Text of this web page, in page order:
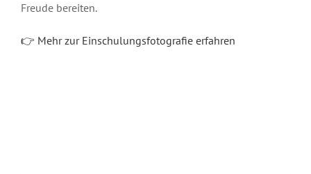
Freude bereiten.
👉 Mehr zur Einschulungsfotografie erfahren